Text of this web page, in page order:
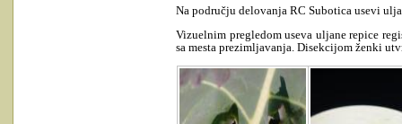
Na području delovanja RC Subotica usevi
Vizuelnim pregledom useva uljane repice
sa mesta prezimljavanja. Disekcijom ženki